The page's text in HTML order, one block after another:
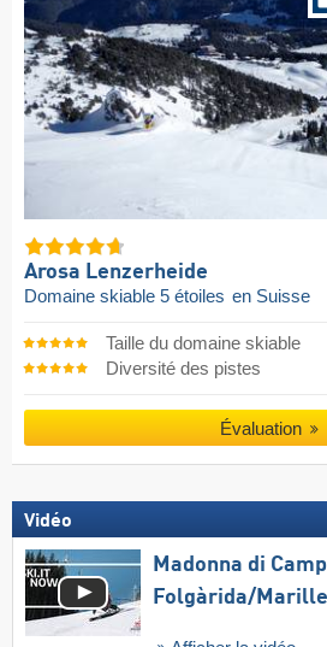
Arosa Lenzerheide
Domaine skiable 5 étoiles en Suisse
Taille du domaine skiable
Diversité des pistes
Évaluation
Vidéo
Madonna di
Folgàrida/​